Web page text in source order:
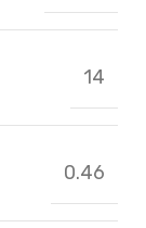
14
0.46